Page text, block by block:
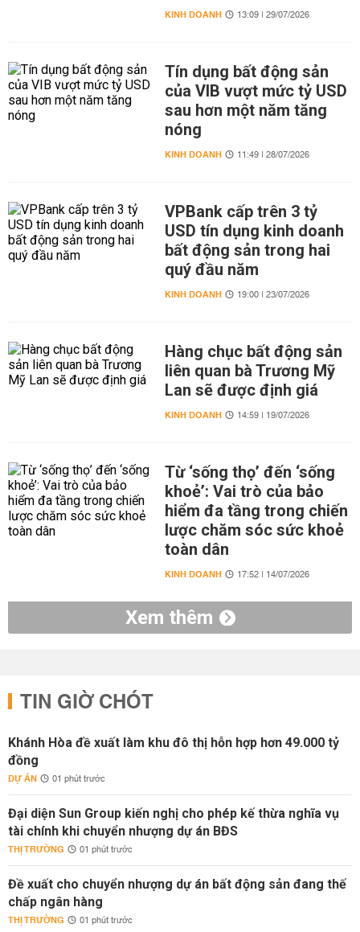
KINH DOANH 13:09 | 29/07/2026
Tín dụng bất động sản
của VIB vượt mức tỷ USD
sau hơn một năm tăng
nóng
KINH DOANH 11:49 | 28/07/2026
VPBank cấp trên 3 tỷ
USD tín dụng kinh doanh
bất động sản trong hai
quý đầu năm
KINH DOANH 19:00 | 23/07/2026
Hàng chục bất động sản
liên quan bà Trương Mỹ
Lan sẽ được định giá
KINH DOANH 14:59 | 19/07/2026
Từ ‘sống thọ’ đến ‘sống
khoẻ’: Vai trò của bảo
hiểm đa tầng trong chiến
lược chăm sóc sức khoẻ
toàn dân
KINH DOANH 17:52 | 14/07/2026
Xem thêm
TIN GIỜ CHÓT
Khánh Hòa đề xuất làm khu đô thị hỗn hợp hơn 49.000 tỷ
đồng
DỰ ÁN 01 phút trước
Đại diện Sun Group kiến nghị cho phép kế thừa nghĩa vụ
tài chính khi chuyển nhượng dự án BĐS
THỊ TRƯỜNG 01 phút trước
Đề xuất cho chuyển nhượng dự án bất động sản đang thế
chấp ngân hàng
THỊ TRƯỜNG 01 phút trước